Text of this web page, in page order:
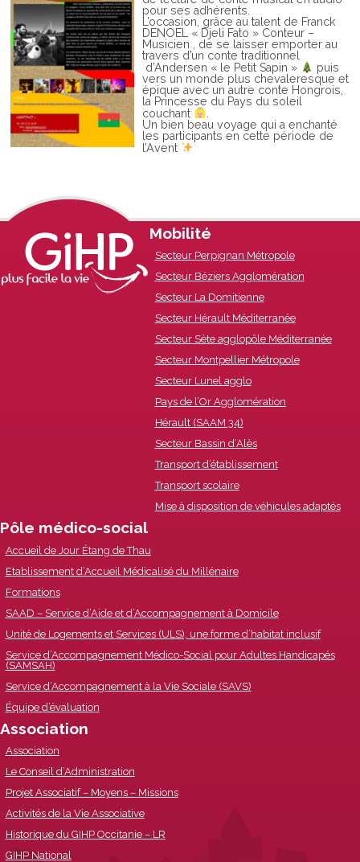
pour ses adhérents.
L’occasion, grâce au talent de Franck
DENOEL « Djeli Fato » Conteur –
Musicien , de se laisser emporter au
travers d’un conte traditionnel
d’Andersen « le Petit Sapin »
puis
vers un monde plus chevaleresque et
épique avec un autre conte Hongrois,
la Princesse du Pays du soleil
couchant
Un bien beau voyage qui a enchanté
les participants en cette période de
l’Avent
Footer
Content
Mobilité
Secteur Perpignan Métropole
Secteur Béziers Agglomération
Secteur La Domitienne
Secteur Hérault Méditerranée
Secteur Sète agglopôle Méditerranée
Secteur Montpellier Métropole
Secteur Lunel agglo
Pays de l’Or Agglomération
Hérault (SAAM 34)
Secteur Bassin d’Alès
Transport d’établissement
Transport scolaire
Mise à disposition de véhicules adaptés
Pôle médico-social
Accueil de Jour Étang de Thau
Etablissement d’Accueil Médicalisé du Millénaire
Formations
SAAD – Service d’Aide et d’Accompagnement à Domicile
Unité de Logements et Services (ULS), une forme d’habitat inclusif
Service d’Accompagnement Médico-Social pour Adultes Handicapés
(SAMSAH)
Service d’Accompagnement à la Vie Sociale (SAVS)
Équipe d’évaluation
Association
Association
Le Conseil d’Administration
Projet Associatif – Moyens – Missions
Activités de la Vie Associative
Historique du GIHP Occitanie – LR
GIHP National